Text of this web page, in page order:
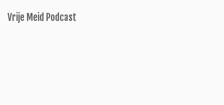
Vrije Meid Podcast